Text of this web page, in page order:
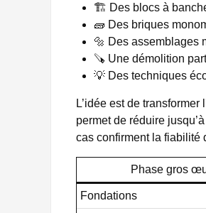
🏗️ Des blocs à
🧱 Des briques
🔩 Des assemblages
🪚 Une démolition
💡 Des techniques
L’idée est de
permet de réduire
cas confirment la fiabilité
Phase gros
Fondations